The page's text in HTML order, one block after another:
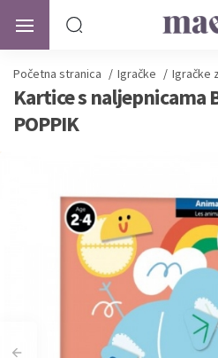
Početna stranica / Igračke / Igračke
Kartice s naljepnicama
POPPIK